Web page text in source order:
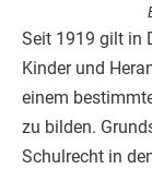
Seit 1919 gilt in
Kinder und
einem
zu bilden.
Schulrecht in